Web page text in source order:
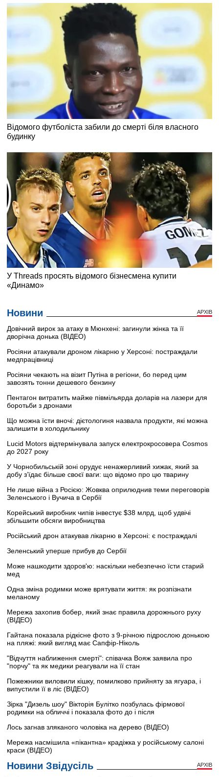
Новини АРХІВ
Довічний вирок за атаку в Мюнхені: загинули жінка та її
дворічна донька (ВІДЕО)
Росіяни атакували дроном лікарню у Херсоні: постраждали
медпрацівниці
Росіяни чекають на візит Путіна в регіони, бо перед цим
завозять тонни дешевого бензину
Пентагон витратить майже півмільярда доларів на лазери для
боротьби з дронами
Що можна їсти вночі: дієтологиня назвала продукти, які можна
залишити в холодильнику
Lucid Motors відтермінувала запуск електрокросовера Cosmos
до 2027 року
У Чорнобильській зоні орудує ненажерливий хижак, який за
добу з’їдає більше своєї ваги: що відомо про цю тварину
Не лише війна з Росією: Жовква оприлюднив теми переговорів
Зеленського і Вучича в Сербії
Корейський виробник чипів інвестує $38 млрд, щоб удвічі
збільшити обсяги виробництва
Російський дрон атакував лікарню в Херсоні: є постраждалі
Зеленський уперше прибув до Сербії
Може нашкодити здоров'ю: наскільки небезпечно їсти старий
мед
Одна зміна родимки може врятувати життя: як розпізнати
меланому
Мережа захопив бобер, який знає правила дорожнього руху
(ВІДЕО)
Гайтана показала рідкісне фото з 9-річною підрослою донькою
на пляжі: який вигляд має Сапфір-Ніколь
"Відчуття наближення смерті": співачка Вояж заявила про
"порчу" та як медики реагували на її стан
Пожежники виловили кішку, помилково прийняту за ягуара, і
випустили її в ліс (ВІДЕО)
Зірка "Дизель шоу" Вікторія Булітко позбулась фірмової
родимки на обличчі і показала фото до і після
Лось загнав зляканого чоловіка на дерево (ВІДЕО)
Мережа насмішила «пікантна» крадіжка у російському салоні
краси (ВІДЕО)
Новини Звідусіль АРХІВ